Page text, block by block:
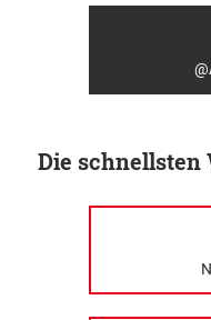
Die schnellsten